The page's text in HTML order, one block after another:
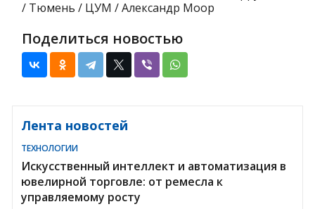
/ Тюмень / ЦУМ / Александр Моор
Поделиться новостью
Лента новостей
ТЕХНОЛОГИИ
Искусственный интеллект и автоматизация в
ювелирной торговле: от ремесла к
управляемому росту